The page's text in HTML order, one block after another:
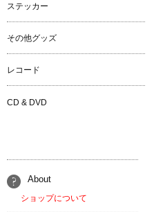
ステッカー
その他グッズ
レコード
CD & DVD
About
ショップについて